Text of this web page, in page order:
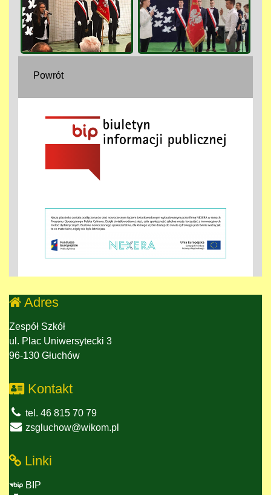
Powrót
Adres
Zespół Szkół
ul. Plac Uniwersytecki 3
96-130 Głuchów
Kontakt
tel. 46 815 70 79
zsgluchow@wikom.pl
Linki
BIP